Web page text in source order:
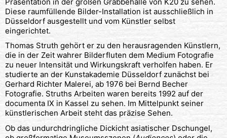
Diese raumfüllende Bilder-Installation ist ausschließlich in
Düsseldorf ausgestellt und vom Künstler selbst
eingerichtet.
Thomas Struth gehört er zu den herausragenden Künstlern,
die in der Zeit wahrer Bilderfluten dem Medium Fotografie
zu neuer Intensität und Wirkungskraft verholfen haben. Er
studierte an der Kunstakademie Düsseldorf zunächst bei
Gerhard Richter Malerei, ab 1976 bei Bernd Becher
Fotografie. Struths Arbeiten waren bereits 1992 auf der
documenta IX in Kassel zu sehen. Im Mittelpunkt seiner
künstlerischen Arbeit steht das präzise Sehen.
Ob das undurchdringliche Dickicht asiatischer Dschungel,